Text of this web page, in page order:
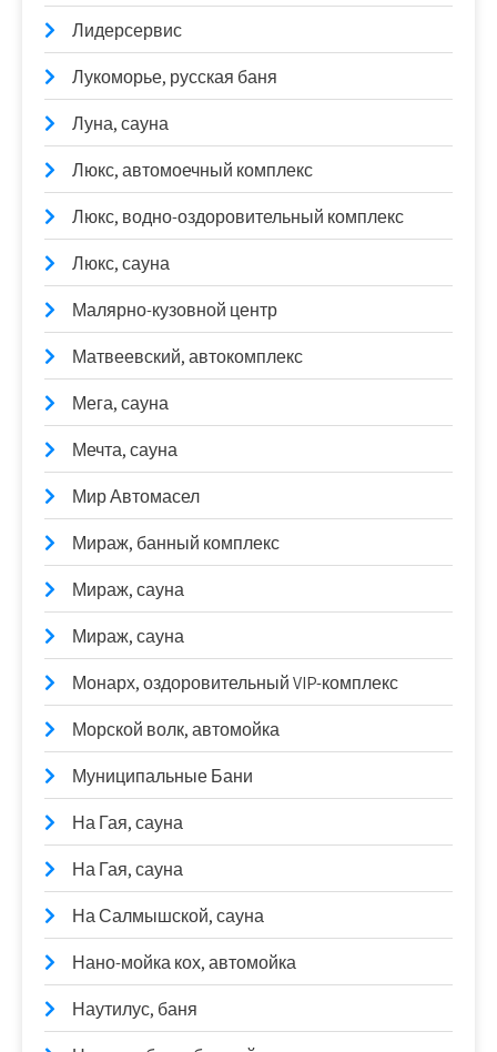
Лидерсервис
Лукоморье, русская баня
Луна, сауна
Люкс, автомоечный комплекс
Люкс, водно-оздоровительный комплекс
Люкс, сауна
Малярно-кузовной центр
Матвеевский, автокомплекс
Мега, сауна
Мечта, сауна
Мир Автомасел
Мираж, банный комплекс
Мираж, сауна
Мираж, сауна
Монарх, оздоровительный VIP-комплекс
Морской волк, автомойка
Муниципальные Бани
На Гая, сауна
На Гая, сауна
На Салмышской, сауна
Нано-мойка кох, автомойка
Наутилус, баня